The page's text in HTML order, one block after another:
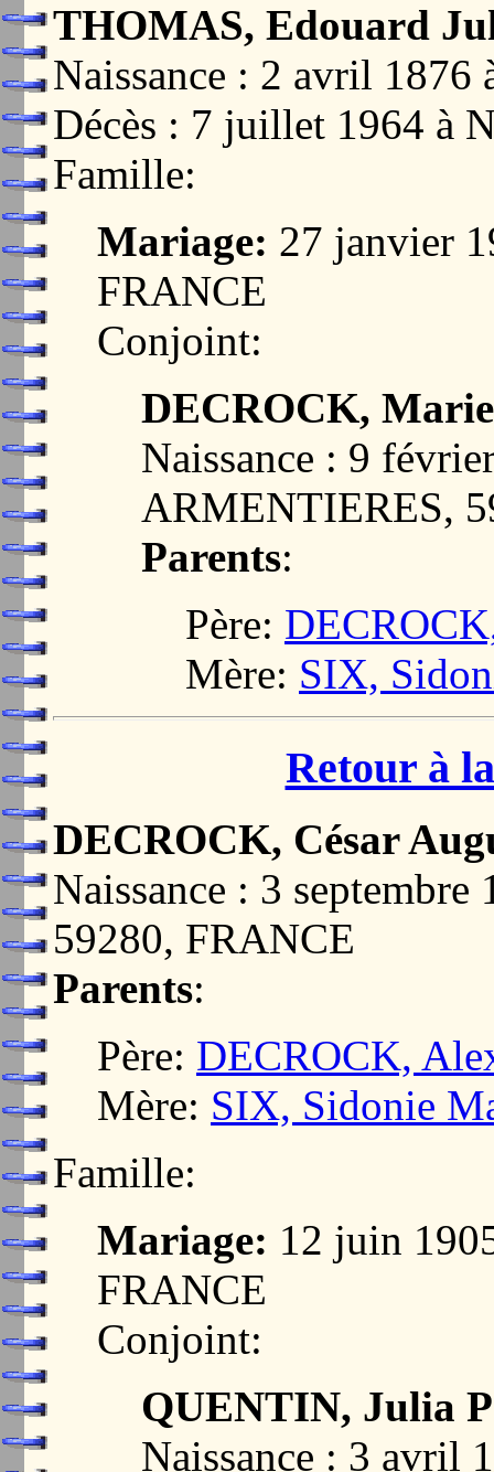
THOMAS, Edouard
Naissance : 2 avril
Décès : 7 juillet 1964 à
Famille:
Mariage: 27 janvier
FRANCE
Conjoint:
DECROCK,
Naissance : 9
ARMENTIERES,
Parents:
Père:
Mère: SIX,
Retour à
DECROCK, César
Naissance : 3
59280, FRANCE
Parents:
Père: DECROCK,
Mère: SIX, Sidonie
Famille:
Mariage: 12 juin
FRANCE
Conjoint:
QUENTIN, Julia
Naissance : 3 avril